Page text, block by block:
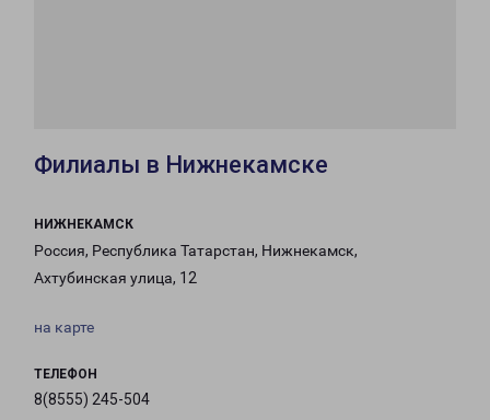
Филиалы в Нижнекамске
НИЖНЕКАМСК
Россия, Республика Татарстан, Нижнекамск,
Ахтубинская улица, 12
на карте
ТЕЛЕФОН
8(8555) 245-504